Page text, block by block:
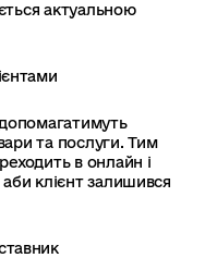
актуальною
та послуги. Тим
в онлайн і
клієнт залишився